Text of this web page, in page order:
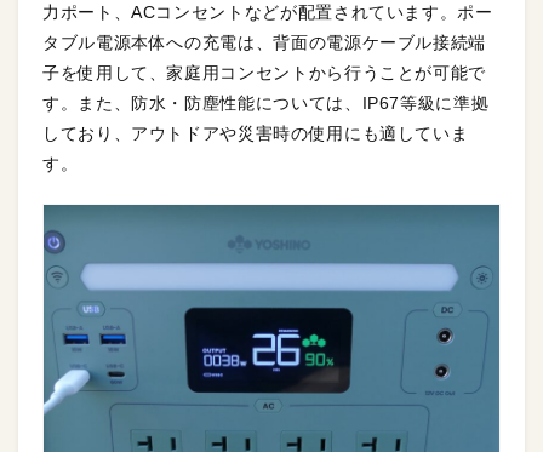
力ポート、ACコンセントなどが配置されています。ポー
タブル電源本体への充電は、背面の電源ケーブル接続端
子を使用して、家庭用コンセントから行うことが可能で
す。また、防水・防塵性能については、IP67等級に準拠
しており、アウトドアや災害時の使用にも適していま
す。